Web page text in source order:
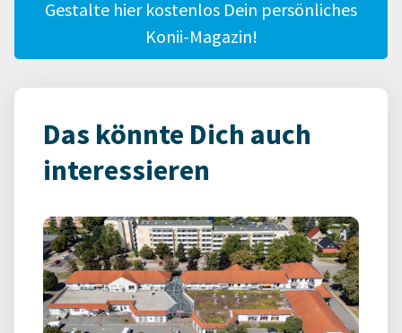
Gestalte hier kostenlos Dein persönliches
Konii-Magazin!
Das könnte Dich auch
interessieren